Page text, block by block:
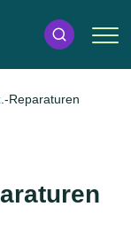
Reparaturen